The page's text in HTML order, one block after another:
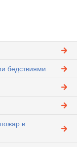
бедствиями
в